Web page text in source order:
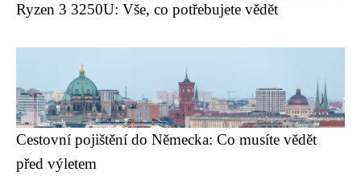
Ryzen 3 3250U: Vše, co potřebujete vědět
Cestovní pojištění do Německa: Co musíte vědět
před výletem